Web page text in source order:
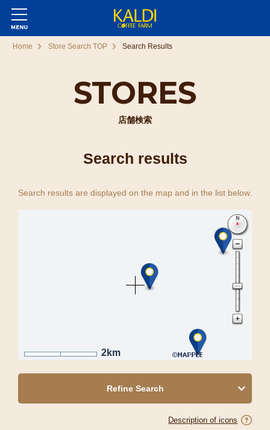
STORES
店舗検索
Home Store Search TOP Search Results
Search results
Search results are displayed on the map and in the list below.
2km
Refine Search
Description of icons